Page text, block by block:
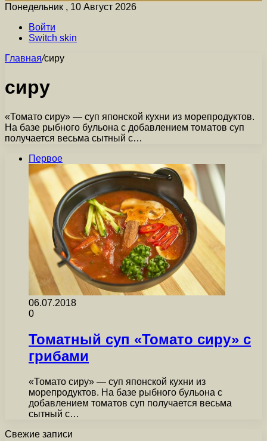
Понедельник , 10 Август 2026
Войти
Switch skin
Главная/сиру
сиру
«Томато сиру» — суп японской кухни из морепродуктов.
На базе рыбного бульона с добавлением томатов суп
получается весьма сытный с…
Первое
06.07.2018
0
Томатный суп «Томато сиру» с
грибами
«Томато сиру» — суп японской кухни из
морепродуктов. На базе рыбного бульона с
добавлением томатов суп получается весьма
сытный с…
Свежие записи